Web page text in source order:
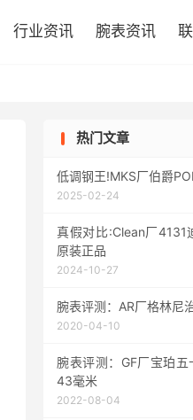
行业资讯 腕表资讯
热门文章
低调钢王!MKS厂伯爵
2025-02-24
真假对比:Clean厂
原装正品
2024-10-27
腕表评测：AR厂格林
2020-04-10
腕表评测：GF厂宝珀
43毫米
2022-08-04